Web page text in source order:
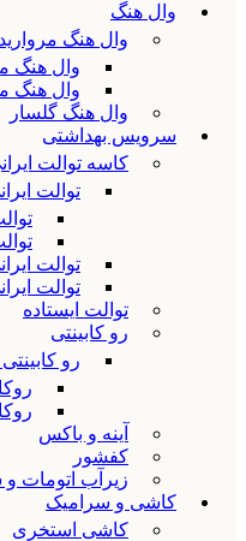
وال هنگ
وال هنگ مروارید
وال هنگ
وال هنگ
وال هنگ گلسار
سرویس بهداشتی
کاسه توالت
توالت
توالت
توالت
توالت ایستاده
رو کابینتی
رو
آینه و باکس
کفشور
زیرآب اتومات
کاشی و سرامیک
کاشی استخری